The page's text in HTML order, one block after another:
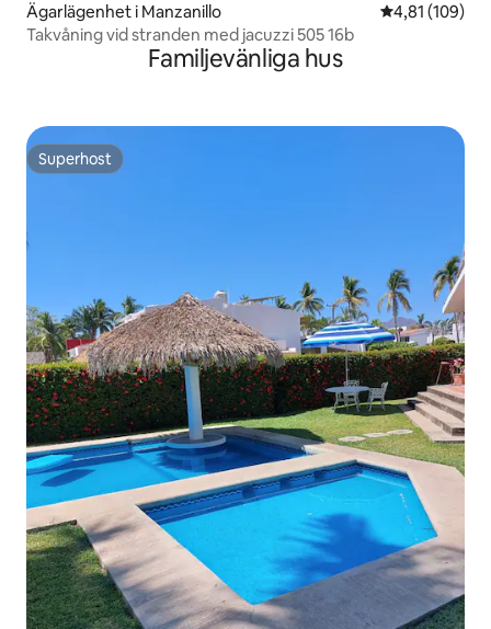
Ägarlägenhet i Manzanillo 4,81 av 5 i
4,81 (109)
Takvåning vid stranden med jacuzzi 505 16b
Familjevänliga hus
Superhost
Superhost